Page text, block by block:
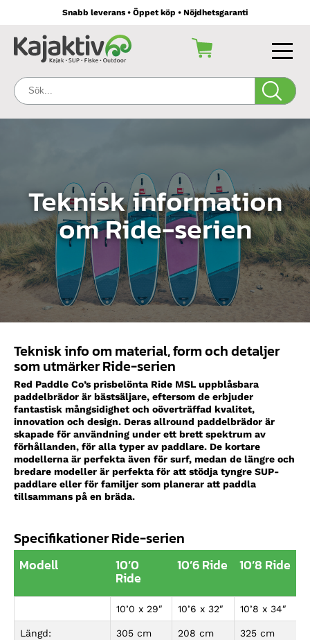
Snabb leverans • Öppet köp • Nöjdhetsgaranti
Sök:
Teknisk information
om Ride-serien
Teknisk info om material, form och detaljer
som utmärker Ride-serien
Red Paddle Co’s prisbelönta Ride MSL uppblåsbara
paddelbrädor är bästsäljare, eftersom de erbjuder
fantastisk mångsidighet och oöverträffad kvalitet,
innovation och design. Deras allround paddelbrädor är
skapade för användning under ett brett spektrum av
förhållanden, för alla typer av paddlare. De kortare
modellerna är perfekta även för surf, medan de längre och
bredare modeller är perfekta för att stödja tyngre SUP-
paddlare eller för familjer som planerar att paddla
tillsammans på en bräda.
Specifikationer Ride-serien
Modell 10’0
Ride
10’6 Ride 10’8 Ride
10’0 x 29″ 10’6 x 32″ 10’8 x 34″
Längd: 305 cm 208 cm 325 cm